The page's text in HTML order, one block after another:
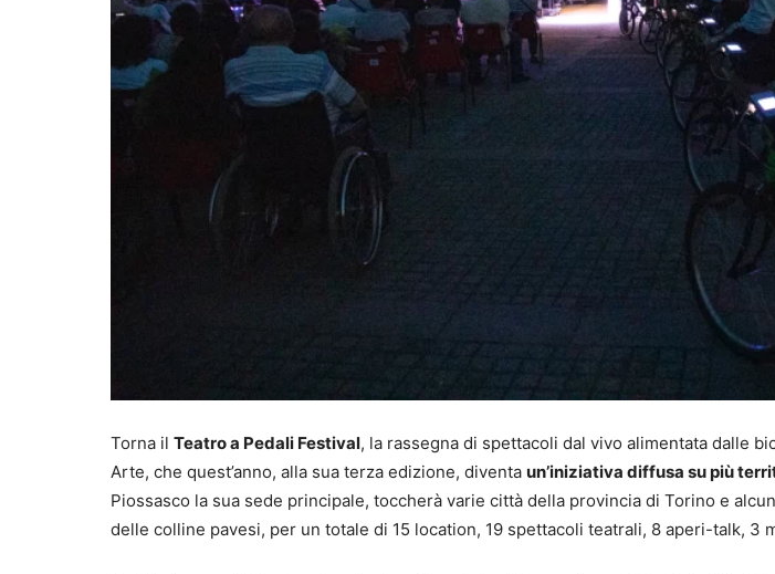
Torna il Teatro a Pedali Festival, la rassegna di spettacoli dal vivo alimentata dalle
Arte, che quest’anno, alla sua terza edizione, diventa un’iniziativa diffusa su più
Piossasco la sua sede principale, toccherà varie città della provincia di Torino e
delle colline pavesi, per un totale di 15 location, 19 spettacoli teatrali, 8 aperi-talk, 3